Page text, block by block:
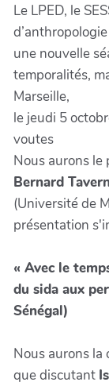
Le LPED, le
une nouvelle
temporalités,
Marseille,
le jeudi 5
voutes
Nous aurons
Bernard
(Université de
présentation
« Avec le
du sida aux
Sénégal)
Nous aurons la
que discutant